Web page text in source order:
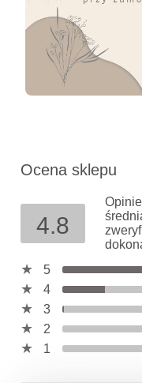
Ocena sklepu
4.8
5
4
3
2
1